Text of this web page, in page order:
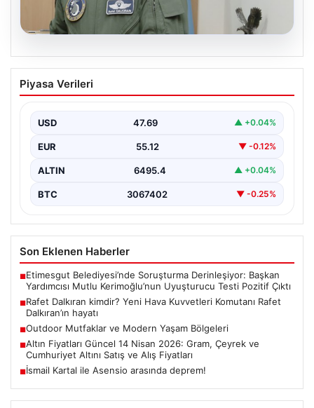
Rafet Dalkıran kimdir? Yeni Hava
Kuvvetleri Komutanı Rafet Dalkıran’ın
Piyasa Verileri
USD 47.69 ▲ +0.04%
EUR 55.12 ▼ -0.12%
ALTIN 6495.4 ▲ +0.04%
BTC 3067402 ▼ -0.25%
Son Eklenen Haberler
■Etimesgut Belediyesi’nde Soruşturma Derinleşiyor: Başkan
Yardımcısı Mutlu Kerimoğlu’nun Uyuşturucu Testi Pozitif Çıktı
■Rafet Dalkıran kimdir? Yeni Hava Kuvvetleri Komutanı Rafet
Dalkıran’ın hayatı
■Outdoor Mutfaklar ve Modern Yaşam Bölgeleri
■Altın Fiyatları Güncel 14 Nisan 2026: Gram, Çeyrek ve
Cumhuriyet Altını Satış ve Alış Fiyatları
■İsmail Kartal ile Asensio arasında deprem!